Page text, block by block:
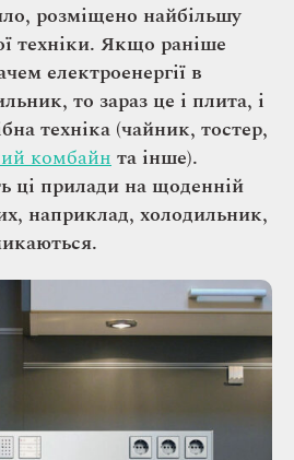
розміщено найбільшу
техніки. Якщо раніше
електроенергії в
то зараз це і плита, і
техніка (чайник, тостер,
комбайнта інше).
ці прилади на щоденній
наприклад, холодильник,